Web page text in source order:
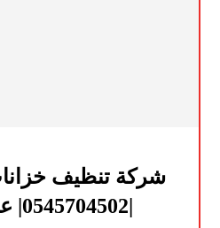
شركة تنظيف